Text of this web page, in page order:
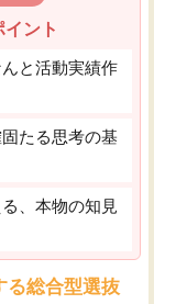
ント
と活動実績作
たる思考の基
、本物の知見
る総合型選抜